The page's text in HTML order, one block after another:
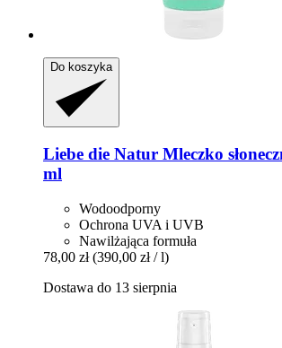
Do koszyka
Liebe die Natur Mleczko
ml
Wodoodporny
Ochrona UVA i UVB
Nawilżająca formuła
78,00 zł (390,00 zł / l)
Dostawa do 13 sierpnia